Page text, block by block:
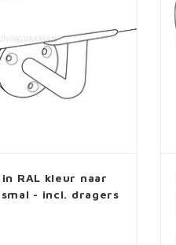
RAL kleur naar
- incl. dragers